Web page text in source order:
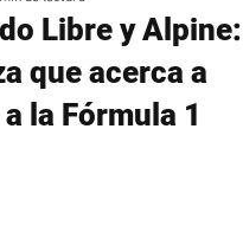
Libre y Alpine:
que acerca a
la Fórmula 1